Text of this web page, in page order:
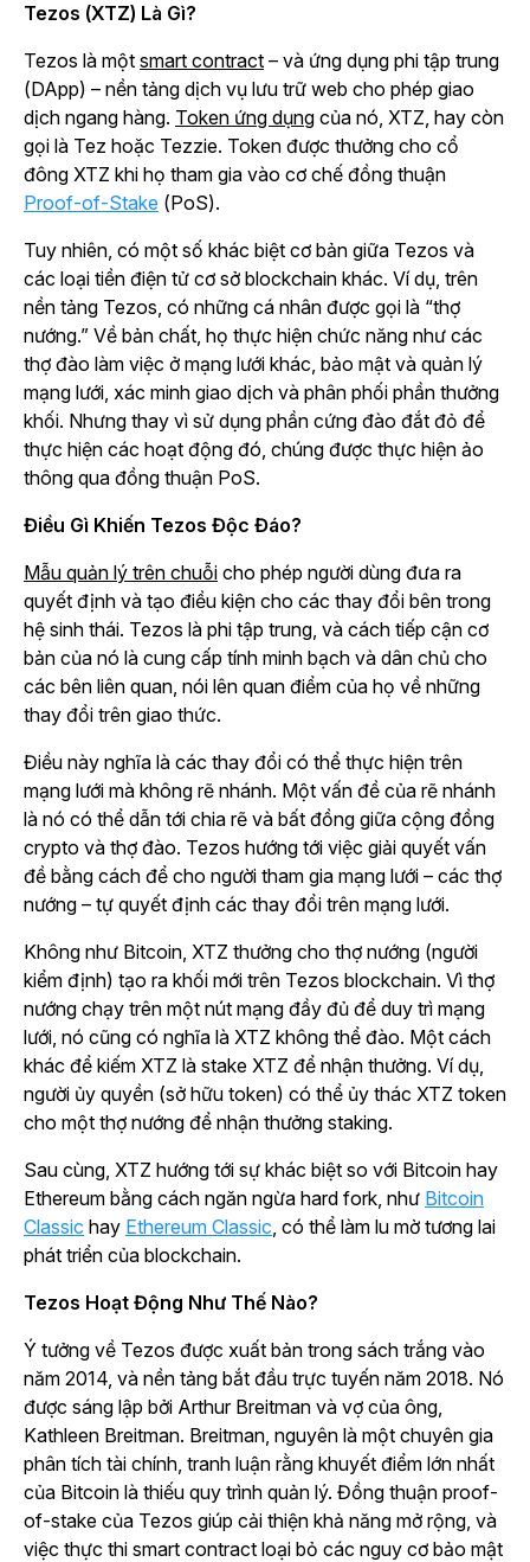
Tezos (XTZ) Là Gì?
Tezos là một smart contract – và ứng dụng phi tập trung
(DApp) – nền tảng dịch vụ lưu trữ web cho phép giao
dịch ngang hàng. Token ứng dụng của nó, XTZ, hay còn
gọi là Tez hoặc Tezzie. Token được thưởng cho cổ
đông XTZ khi họ tham gia vào cơ chế đồng thuận
Proof-of-Stake (PoS).
Tuy nhiên, có một số khác biệt cơ bản giữa Tezos và
các loại tiền điện tử cơ sở blockchain khác. Ví dụ, trên
nền tảng Tezos, có những cá nhân được gọi là “thợ
nướng.” Về bản chất, họ thực hiện chức năng như các
thợ đào làm việc ở mạng lưới khác, bảo mật và quản lý
mạng lưới, xác minh giao dịch và phân phối phần thưởng
khối. Nhưng thay vì sử dụng phần cứng đào đắt đỏ để
thực hiện các hoạt động đó, chúng được thực hiện ảo
thông qua đồng thuận PoS.
Điều Gì Khiến Tezos Độc Đáo?
Mẫu quản lý trên chuỗi cho phép người dùng đưa ra
quyết định và tạo điều kiện cho các thay đổi bên trong
hệ sinh thái. Tezos là phi tập trung, và cách tiếp cận cơ
bản của nó là cung cấp tính minh bạch và dân chủ cho
các bên liên quan, nói lên quan điểm của họ về những
thay đổi trên giao thức.
Điều này nghĩa là các thay đổi có thể thực hiện trên
mạng lưới mà không rẽ nhánh. Một vấn đề của rẽ nhánh
là nó có thể dẫn tới chia rẽ và bất đồng giữa cộng đồng
crypto và thợ đào. Tezos hướng tới việc giải quyết vấn
đề bằng cách để cho người tham gia mạng lưới – các thợ
nướng – tự quyết định các thay đổi trên mạng lưới.
Không như Bitcoin, XTZ thưởng cho thợ nướng (người
kiểm định) tạo ra khối mới trên Tezos blockchain. Vì thợ
nướng chạy trên một nút mạng đầy đủ để duy trì mạng
lưới, nó cũng có nghĩa là XTZ không thể đào. Một cách
khác để kiếm XTZ là stake XTZ để nhận thưởng. Ví dụ,
người ủy quyền (sở hữu token) có thể ủy thác XTZ token
cho một thợ nướng để nhận thưởng staking.
Sau cùng, XTZ hướng tới sự khác biệt so với Bitcoin hay
Ethereum bằng cách ngăn ngừa hard fork, như Bitcoin
Classic hay Ethereum Classic, có thể làm lu mờ tương lai
phát triển của blockchain.
Tezos Hoạt Động Như Thế Nào?
Ý tưởng về Tezos được xuất bản trong sách trắng vào
năm 2014, và nền tảng bắt đầu trực tuyến năm 2018. Nó
được sáng lập bởi Arthur Breitman và vợ của ông,
Kathleen Breitman. Breitman, nguyên là một chuyên gia
phân tích tài chính, tranh luận rằng khuyết điểm lớn nhất
của Bitcoin là thiếu quy trình quản lý. Đồng thuận proof-
of-stake của Tezos giúp cải thiện khả năng mở rộng, và
việc thực thi smart contract loại bỏ các nguy cơ bảo mật